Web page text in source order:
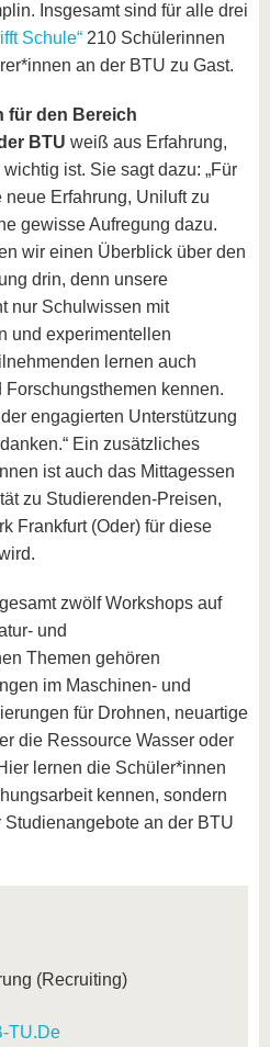
Insgesamt sind für alle drei
Schule“ 210 Schülerinnen
an der BTU zu Gast.
für den Bereich
BTU weiß aus Erfahrung,
ist. Sie sagt dazu: „Für
Erfahrung, Uniluft zu
gewisse Aufregung dazu.
wir einen Überblick über den
drin, denn unsere
nur Schulwissen mit
und experimentellen
lernen auch
kennen.
engagierten Unterstützung
Ein zusätzliches
ist auch das Mittagessen
zu Studierenden-Preisen,
Frankfurt (Oder) für diese
zwölf Workshops auf
und
Themen gehören
im Maschinen- und
für Drohnen, neuartige
die Ressource Wasser oder
lernen die Schüler*innen
kennen, sondern
an der BTU
(Recruiting)
TU.De